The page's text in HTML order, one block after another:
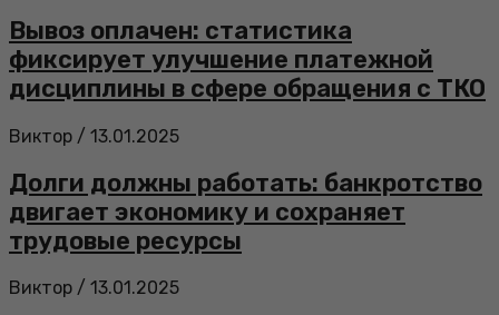
Вывоз оплачен: статистика
фиксирует улучшение платежной
дисциплины в сфере обращения с ТКО
Виктор / 13.01.2025
Долги должны работать: банкротство
двигает экономику и сохраняет
трудовые ресурсы
Виктор / 13.01.2025